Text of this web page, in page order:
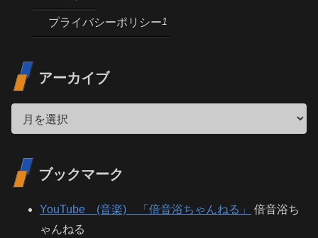
プライバシーポリシー1
アーカイブ
ブックマーク
YouTube (音楽) 「倍音浴ちゃんねる」
倍音浴ち
ゃんねる